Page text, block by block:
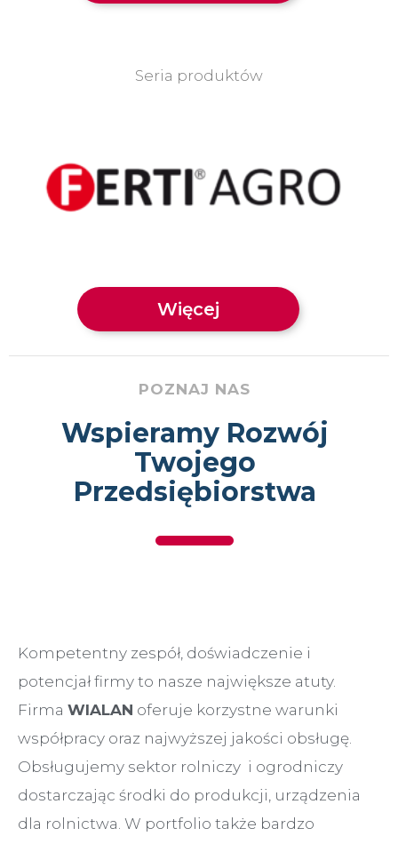
Seria produktów
Więcej
POZNAJ NAS
Wspieramy Rozwój
Twojego
Przedsiębiorstwa
Kompetentny zespół, doświadczenie i
potencjał firmy to nasze największe atuty.
Firma WIALAN oferuje korzystne warunki
współpracy oraz najwyższej jakości obsługę.
Obsługujemy sektor rolniczy i ogrodniczy
dostarczając środki do produkcji, urządzenia
dla rolnictwa. W portfolio także bardzo